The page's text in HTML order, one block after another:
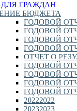
ГРАЖДАН
БЮДЖЕТА
ГОДОВОЙ
ГОДОВОЙ
ГОДОВОЙ
ГОДОВОЙ
ОТЧЕТ О
ГОДОВОЙ
ГОДОВОЙ
ГОДОВОЙ
ГОДОВОЙ
2022
2022
2023
2023